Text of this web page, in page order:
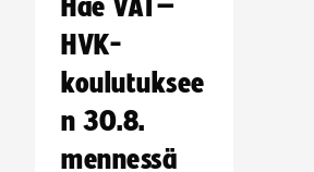
Hae VAT–
HVK-
koulutuksee
n 30.8.
mennessä